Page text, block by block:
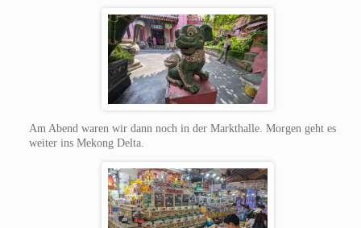
Am Abend waren wir dann noch in der Markthalle. Morgen geht es
weiter ins Mekong Delta.